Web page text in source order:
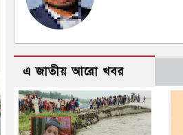
এ জাতীয় আরো খবর